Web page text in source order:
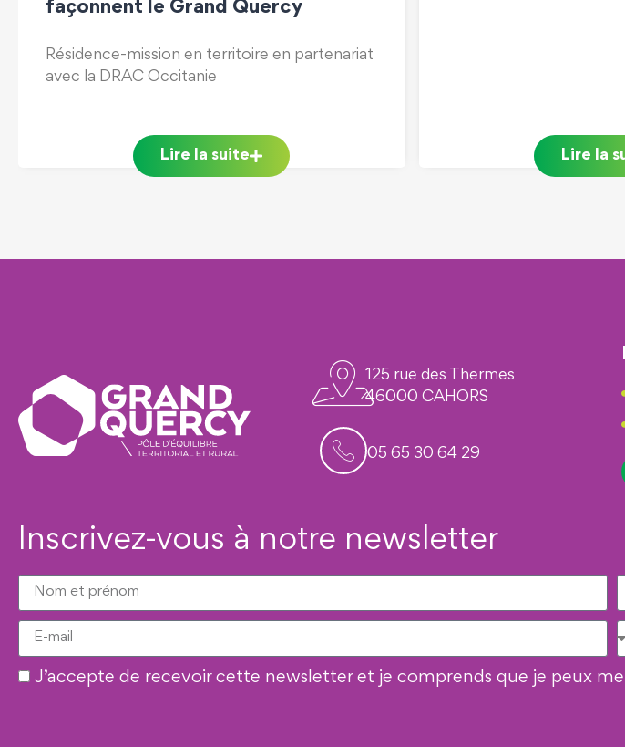
Lire la suite
Compagnie!
Lire
125 rue des Thermes
46000 CAHORS
05 65 30 64 29
Inscrivez-vous à notre newsletter
J’accepte de recevoir cette newsletter et je comprends que je peux